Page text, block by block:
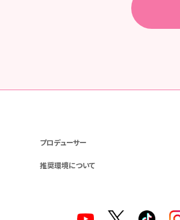
プロデューサー
推奨環境について